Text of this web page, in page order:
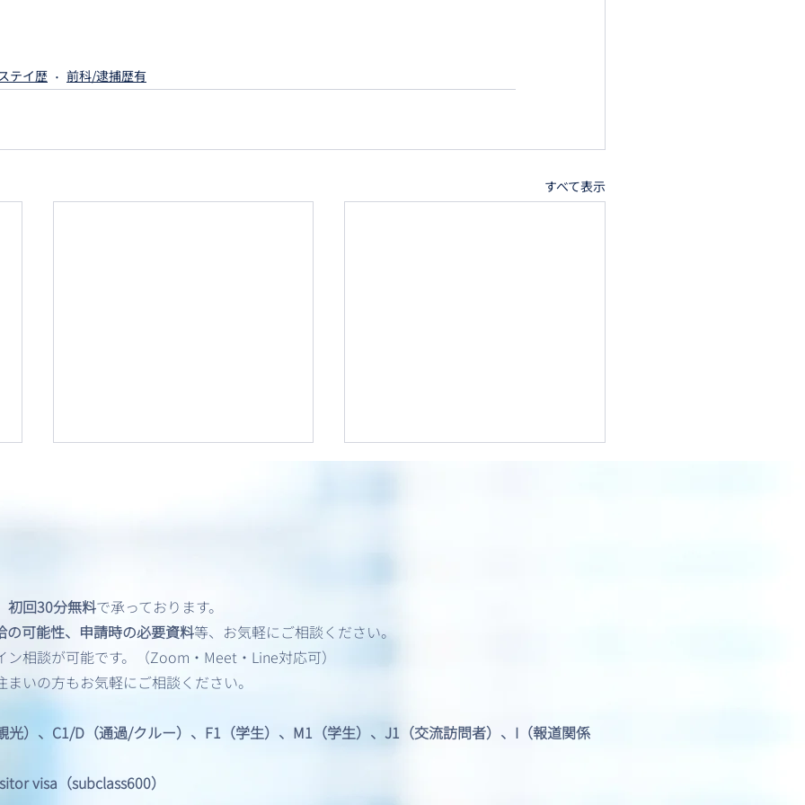
テイ歴 前科/逮捕歴有
すべて表示
飲酒運転（DUI）歴がある方
のアメリカビザ申請
共有 ― 「M5」とは何か？
初回30分無料で承っております。
可能性、申請時の必要資料等、お気軽にご相談ください。
相談が可能です。（Zoom・Meet・Line対応可）
いの方もお気軽にご相談ください。
）、C1/D（通過/クルー）、F1（学生）、M1（学生）、J1（交流訪問者）、I（報道関係
visa（subclass600）